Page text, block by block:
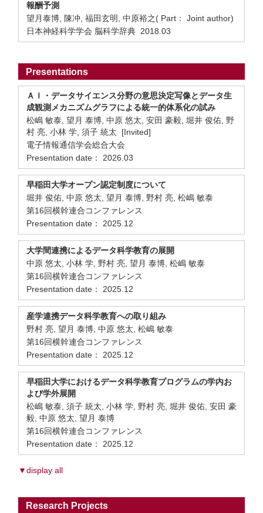
報酬予測
望月泰博, 陳冲, 福田玄明, 中原裕之( Part： Joint author)
日本神経科学学会 脳科学辞典 2018.03
Presentations
ＡＩ・データサイエンス分野の意思決定写像とデータ生
成観測メカニズムグラフによる統一的体系化の試み
松嶋 敏泰, 望月 泰博, 中原 悠太, 安田 豪毅, 堀井 俊佑, 野
村 亮, 小林 学, 須子 統太 [Invited]
電子情報通信学会総合大会
Presentation date： 2026.03
早稲田大学オープン認定制度について
堀井 俊佑, 中原 悠太, 望月 泰博, 野村 亮, 松嶋 敏泰
第16回横幹連合コンファレンス
Presentation date： 2025.12
大学間連携によるデータ科学教育の展開
中原 悠太, 小林 学, 野村 亮, 望月 泰博, 松嶋 敏泰
第16回横幹連合コンファレンス
Presentation date： 2025.12
産学連携データ科学教育への取り組み
野村 亮, 望月 泰博, 中原 悠太, 松嶋 敏泰
第16回横幹連合コンファレンス
Presentation date： 2025.12
早稲田大学におけるデータ科学教育プログラムの学内お
よび学外展開
松嶋 敏泰, 須子 統太, 小林 学, 野村 亮, 堀井 俊佑, 安田 豪
毅, 中原 悠太, 望月 泰博
第16回横幹連合コンファレンス
Presentation date： 2025.12
▼display all
Research Projects